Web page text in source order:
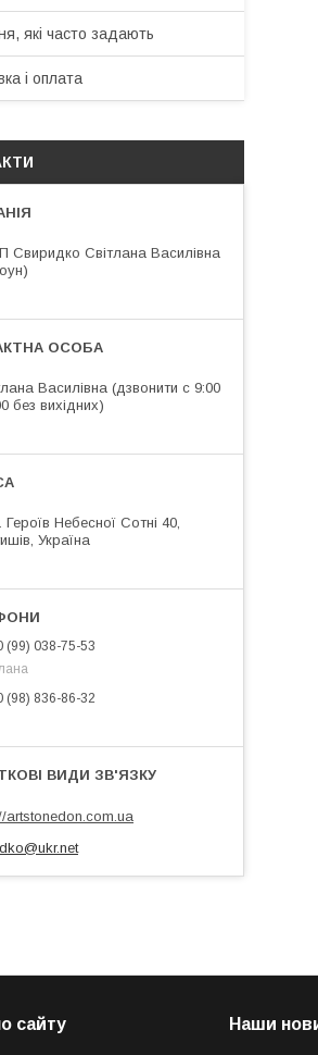
які часто задають
і оплата
Свиридко Світлана Василівна
Василівна (дзвонити с 9:00
без вихідних)
Героїв Небесної Сотні 40,
Україна
(99) 038-75-53
(98) 836-86-32
artstonedon.com.ua
сайту Наши